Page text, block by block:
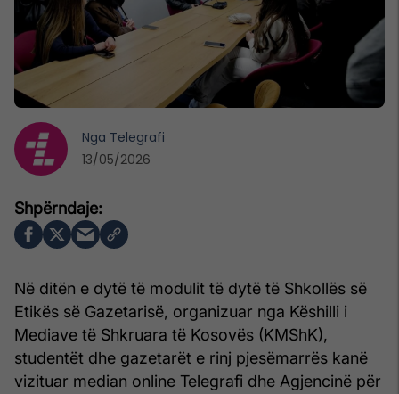
Në ditën e dytë të modulit të dytë të Shkollës së
Etikës së Gazetarisë, organizuar nga Këshilli i
Mediave të Shkruara të Kosovës (KMShK),
studentët dhe gazetarët e rinj pjesëmarrës kanë
vizituar median online Telegrafi dhe Agjencinë për
Nga Telegrafi
13/05/2026